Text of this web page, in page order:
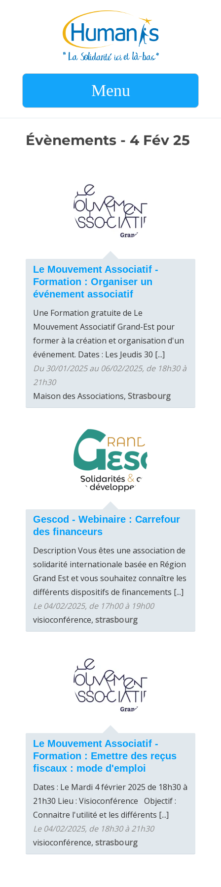
Menu
Évènements - 4 Fév 25
Le Mouvement Associatif -
Formation : Organiser un
événement associatif
Une Formation gratuite de Le
Mouvement Associatif Grand-Est pour
former à la création et organisation d'un
événement. Dates : Les Jeudis 30 [...]
Du 30/01/2025 au 06/02/2025, de 18h30 à
21h30
Maison des Associations, Strasbourg
Gescod - Webinaire : Carrefour
des financeurs
Description Vous êtes une association de
solidarité internationale basée en Région
Grand Est et vous souhaitez connaître les
différents dispositifs de financements [...]
Le 04/02/2025, de 17h00 à 19h00
visioconférence, strasbourg
Le Mouvement Associatif -
Formation : Emettre des reçus
fiscaux : mode d'emploi
Dates : Le Mardi 4 février 2025 de 18h30 à
21h30 Lieu : Visioconférence Objectif :
Connaitre l'utilité et les différents [...]
Le 04/02/2025, de 18h30 à 21h30
visioconférence, strasbourg